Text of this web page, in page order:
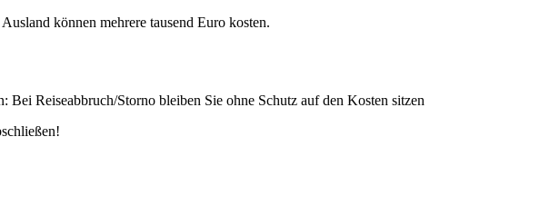
können mehrere tausend Euro kosten.
Bei Reiseabbruch/Storno bleiben Sie ohne Schutz auf den Kosten sitzen